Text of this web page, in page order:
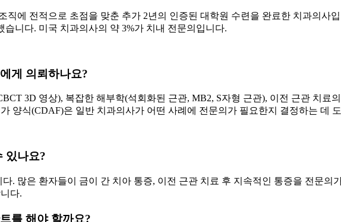
직에 전적으로 초점을 맞춘 추가 2년의 인증된 대학원 수련을 완료한 치과의사
습니다. 미국 치과의사의 약 3%가 치내 전문의입니다.
게 의뢰하나요?
3D 영상), 복잡한 해부학(석회화된 근관, MB2, S자형 근관), 이전 근관 치료
양식(CDAF)은 일반 치과의사가 어떤 사례에 전문의가 필요한지 결정하는 데
있나요?
. 많은 환자들이 금이 간 치아 통증, 이전 근관 치료 후 지속적인 통증을 전문
다.
를 해야 할까요?